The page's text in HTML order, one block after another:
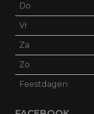
Do
Vr
Za
Zo
Feestdagen